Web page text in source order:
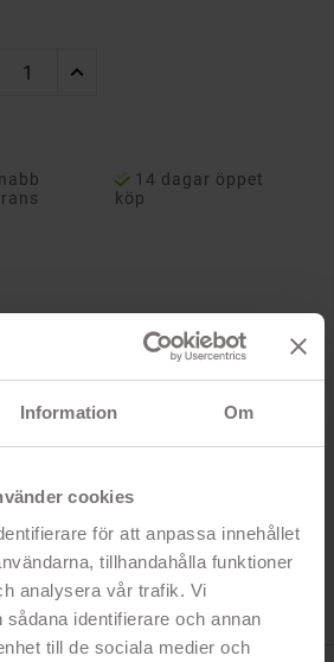
Information Om
cookies
för att anpassa innehållet
tillhandahålla funktioner
analysera vår trafik. Vi
identifierare och annan
till de sociala medier och
14 dagar öppet
köp